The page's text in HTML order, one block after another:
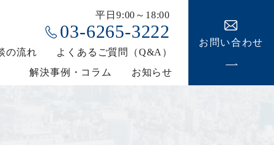
の流れ
よくあるご質問（Q&A）
解決事例・コラム
お知らせ
平日9:00～18:00
03-6265-3222
お問い合わせ